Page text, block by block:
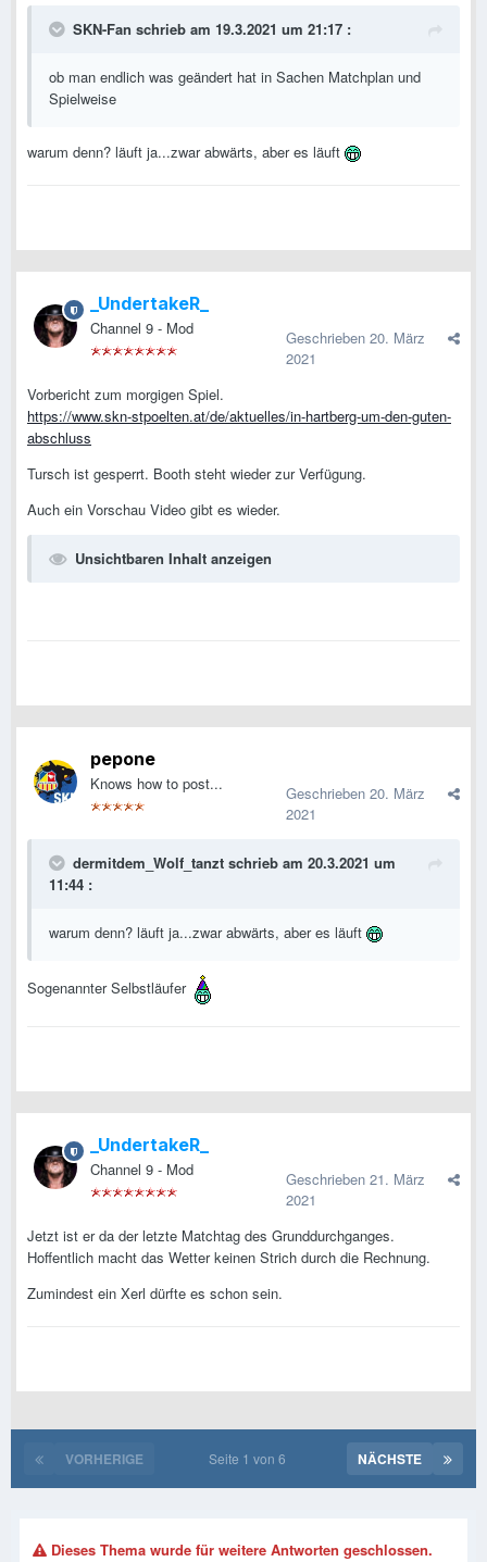
SKN-Fan schrieb am 19.3.2021 um 21:17 :
ob man endlich was geändert hat in Sachen Matchplan und
Spielweise
warum denn? läuft ja...zwar abwärts, aber es läuft
_UndertakeR_
Channel 9 - Mod Geschrieben 20. März
2021
Vorbericht zum morgigen Spiel.
https://www.skn-stpoelten.at/de/aktuelles/in-hartberg-um-den-guten-
abschluss
Tursch ist gesperrt. Booth steht wieder zur Verfügung.
Auch ein Vorschau Video gibt es wieder.
Unsichtbaren Inhalt anzeigen
pepone
Knows how to post... Geschrieben 20. März
2021
dermitdem_Wolf_tanzt schrieb am 20.3.2021 um
11:44 :
warum denn? läuft ja...zwar abwärts, aber es läuft
Sogenannter Selbstläufer
_UndertakeR_
Channel 9 - Mod Geschrieben 21. März
2021
Jetzt ist er da der letzte Matchtag des Grunddurchganges.
Hoffentlich macht das Wetter keinen Strich durch die Rechnung.
Zumindest ein Xerl dürfte es schon sein.
VORHERIGE NÄCHSTE
Seite 1 von 6
Dieses Thema wurde für weitere Antworten geschlossen.